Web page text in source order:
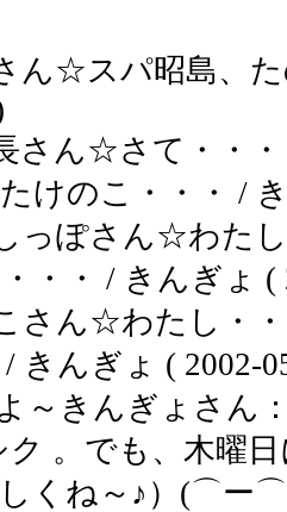
ん☆スパ昭島、た
さん☆さて・・
けのこ・・・ /
っぽさん☆わた
・・ / きんぎょ (
さん☆わたし・
きんぎょ ( 2002-
～きんぎょさん
ク 。でも、木曜
しくね～♪）(⌒ー